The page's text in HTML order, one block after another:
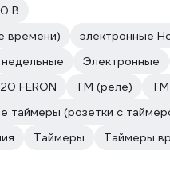
В
времени)
электронные
недельные Электронные
FERON TM (реле)
таймеры (розетки с
Таймеры
Таймеры